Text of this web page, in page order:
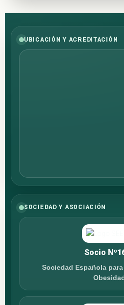
UBICACIÓN Y ACREDITACIÓN
SOCIEDAD Y ASOCIACIÓN
Socio
Sociedad Española